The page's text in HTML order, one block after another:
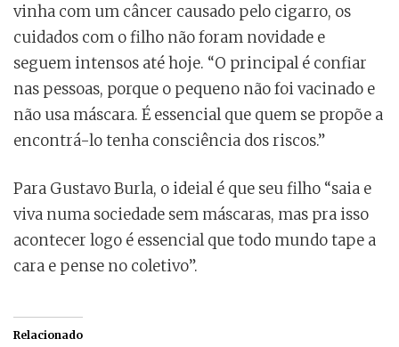
vinha com um câncer causado pelo cigarro, os
cuidados com o filho não foram novidade e
seguem intensos até hoje. “O principal é confiar
nas pessoas, porque o pequeno não foi vacinado e
não usa máscara. É essencial que quem se propõe a
encontrá-lo tenha consciência dos riscos.”
Para Gustavo Burla, o ideial é que seu filho “saia e
viva numa sociedade sem máscaras, mas pra isso
acontecer logo é essencial que todo mundo tape a
cara e pense no coletivo”.
Relacionado